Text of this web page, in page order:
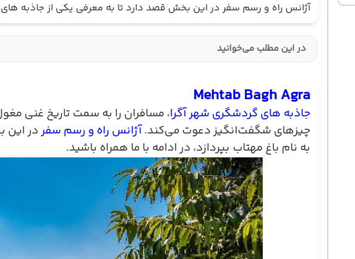
آژانس راه و رسم سفر در این بخش قصد دارد تا به معرفی یکی از جاذبه های
در این مطلب می‌خوانید
Mehtab Bagh Agra
جاذبه های گردشگری شهر آگرا، مسافران را به سمت تاریخ غنی
چیزهای شگفت‌انگیز دعوت می‌کند.آژانس راه و رسم سفردر این
به نام باغ مهتاب بپردازد، در ادامه با ما همراه باشید.